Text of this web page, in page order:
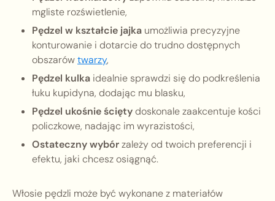
mgliste rozświetlenie,
Pędzel w kształcie jajka umożliwia precyzyjne
konturowanie i dotarcie do trudno dostępnych
obszarówtwarzy,
Pędzel kulka idealnie sprawdzi się do podkreślenia
łuku kupidyna, dodając mu blasku,
Pędzel ukośnie ściętydoskonale zaakcentuje kości
policzkowe, nadając im wyrazistości,
Ostateczny wybórzależy od twoich preferencji i
efektu, jaki chcesz osiągnąć.
Włosie pędzli może być wykonane z materiałów